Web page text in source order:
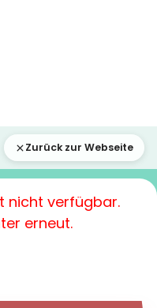
Zurück zur Webseite
nicht verfügbar.
erneut.